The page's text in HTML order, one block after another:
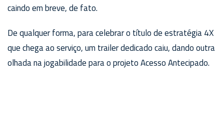
caindo em breve, de fato.
De qualquer forma, para celebrar o título de estratégia 4X
que chega ao serviço, um trailer dedicado caiu, dando outra
olhada na jogabilidade para o projeto Acesso Antecipado.